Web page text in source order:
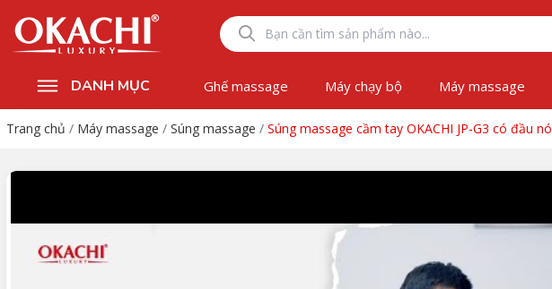
DANH MỤC Ghế massage Máy chạy bộ Máy massage
Trang chủ / Máy massage / Súng massage / Súng massage cầm tay OKACHI JP-G3 có đầu